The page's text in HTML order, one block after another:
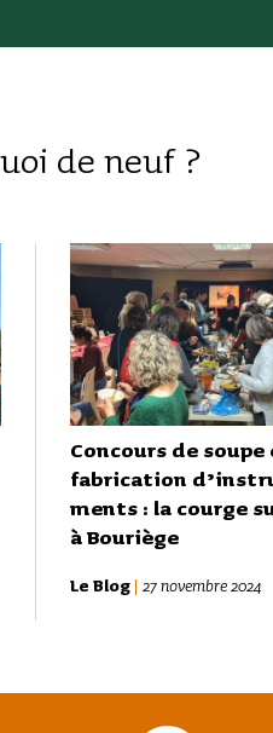
de neuf ?
Concours de soupe
fabri­ca­tion
ments : la courge
à Bouriège
Le Blog 27 novembre 2024